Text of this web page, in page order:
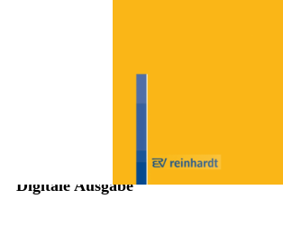
"stiller Exklusion"
stille Leiden der
Digitale Ausgabe